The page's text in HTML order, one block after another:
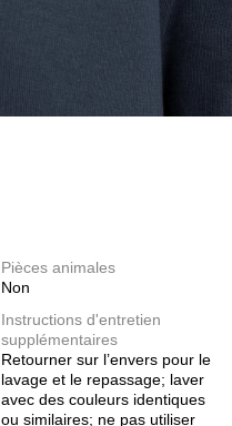
Pièces animales
Non
Instructions d'entretien
supplémentaires
Retourner sur l’envers pour le
lavage et le repassage; laver
avec des couleurs identiques
ou similaires; ne pas utiliser